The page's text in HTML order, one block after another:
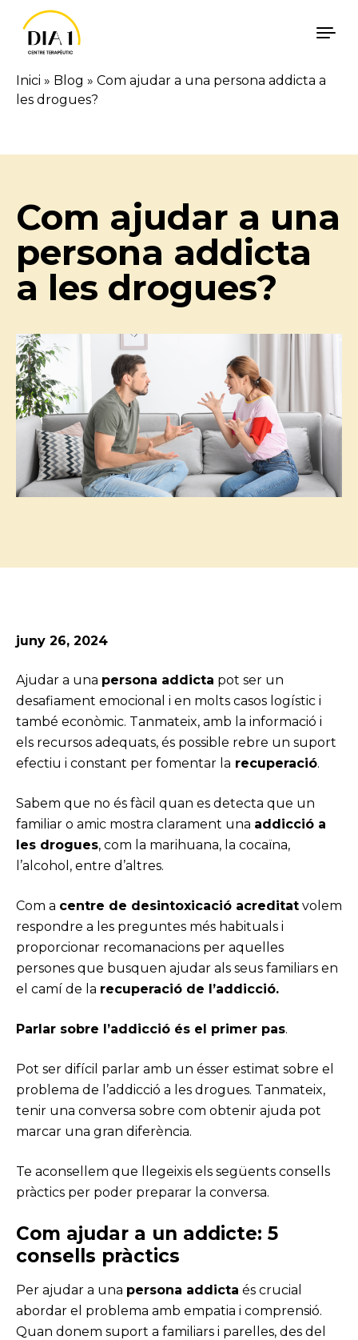
Vés al contingut
Inici » Blog » Com ajudar a una persona addicta a
les drogues?
Com ajudar a una
persona addicta
a les drogues?
juny 26, 2024
Ajudar a una persona addicta pot ser un
desafiament emocional i en molts casos logístic i
també econòmic. Tanmateix, amb la informació i
els recursos adequats, és possible rebre un suport
efectiu i constant per fomentar la recuperació.
Sabem que no és fàcil quan es detecta que un
familiar o amic mostra clarament una addicció a
les drogues, com la marihuana, la cocaïna,
l’alcohol, entre d’altres.
Com a centre de desintoxicació acreditat volem
respondre a les preguntes més habituals i
proporcionar recomanacions per aquelles
persones que busquen ajudar als seus familiars en
el camí de la recuperació de l’addicció.
Parlar sobre l’addicció és el primer pas.
Pot ser difícil parlar amb un ésser estimat sobre el
problema de l’addicció a les drogues. Tanmateix,
tenir una conversa sobre com obtenir ajuda pot
marcar una gran diferència.
Te aconsellem que llegeixis els següents consells
pràctics per poder preparar la conversa.
Com ajudar a un addicte: 5
consells pràctics
Per ajudar a una persona addicta és crucial
abordar el problema amb empatia i comprensió.
Quan donem suport a familiars i parelles, des del
Català